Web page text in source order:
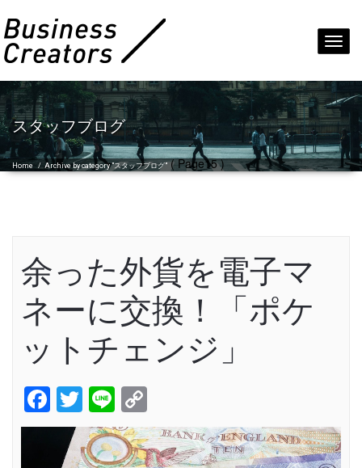
スタッフブログ
Home /Archive by category "スタッフブログ"( Page15 )
余った外貨を電子マ
ネーに交換！「ポケ
ットチェンジ」
Facebook
Twitter
Line
Link